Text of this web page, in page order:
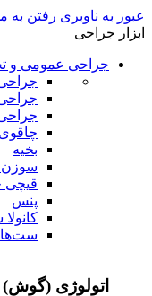
عبور به ناوبری رفتن به
ابزار جراحی
جراحی عمومی و
بخیه
سوزن‌
قیچی‌
پنس
اتولوژی (گوش)